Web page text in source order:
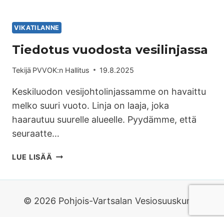
VIKATILANNE
Tiedotus vuodosta vesilinjassa
Tekijä PVVOK:n Hallitus 19.8.2025
Keskiluodon vesijohtolinjassamme on havaittu
melko suuri vuoto. Linja on laaja, joka
haarautuu suurelle alueelle. Pyydämme, että
seuraatte…
LUE LISÄÄ
© 2026 Pohjois-Vartsalan Vesiosuuskunta